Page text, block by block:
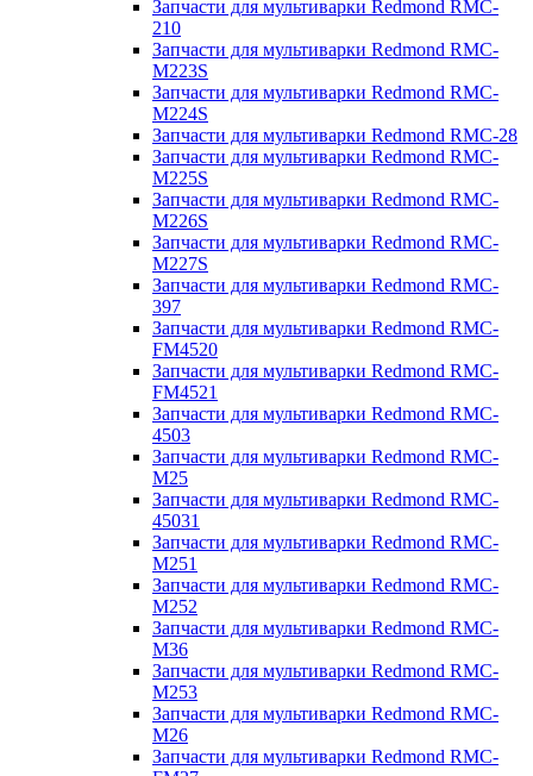
Запчасти для мультиварки Redmond RMC-
210
Запчасти для мультиварки Redmond RMC-
M223S
Запчасти для мультиварки Redmond RMC-
M224S
Запчасти для мультиварки Redmond RMC-28
Запчасти для мультиварки Redmond RMC-
M225S
Запчасти для мультиварки Redmond RMC-
M226S
Запчасти для мультиварки Redmond RMC-
M227S
Запчасти для мультиварки Redmond RMC-
397
Запчасти для мультиварки Redmond RMC-
FM4520
Запчасти для мультиварки Redmond RMC-
FM4521
Запчасти для мультиварки Redmond RMC-
4503
Запчасти для мультиварки Redmond RMC-
M25
Запчасти для мультиварки Redmond RMC-
45031
Запчасти для мультиварки Redmond RMC-
M251
Запчасти для мультиварки Redmond RMC-
M252
Запчасти для мультиварки Redmond RMC-
M36
Запчасти для мультиварки Redmond RMC-
M253
Запчасти для мультиварки Redmond RMC-
M26
Запчасти для мультиварки Redmond RMC-